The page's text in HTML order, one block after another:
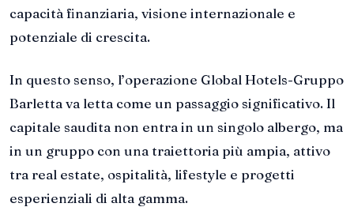
capacità finanziaria, visione internazionale e
potenziale di crescita.
In questo senso, l’operazione Global Hotels-Gruppo
Barletta va letta come un passaggio significativo. Il
capitale saudita non entra in un singolo albergo, ma
in un gruppo con una traiettoria più ampia, attivo
tra real estate, ospitalità, lifestyle e progetti
esperienziali di alta gamma.